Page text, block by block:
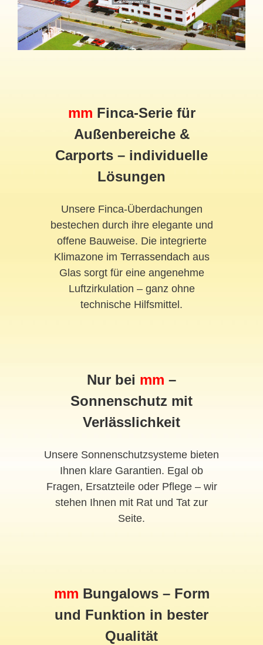
mm Finca-Serie für
Außenbereiche &
Carports – individuelle
Lösungen
Unsere Finca-Überdachungen
bestechen durch ihre elegante und
offene Bauweise. Die integrierte
Klimazone im Terrassendach aus
Glas sorgt für eine angenehme
Luftzirkulation – ganz ohne
technische Hilfsmittel.
Nur bei mm –
Sonnenschutz mit
Verlässlichkeit
Unsere Sonnenschutzsysteme bieten
Ihnen klare Garantien. Egal ob
Fragen, Ersatzteile oder Pflege – wir
stehen Ihnen mit Rat und Tat zur
Seite.
mm Bungalows – Form
und Funktion in bester
Qualität